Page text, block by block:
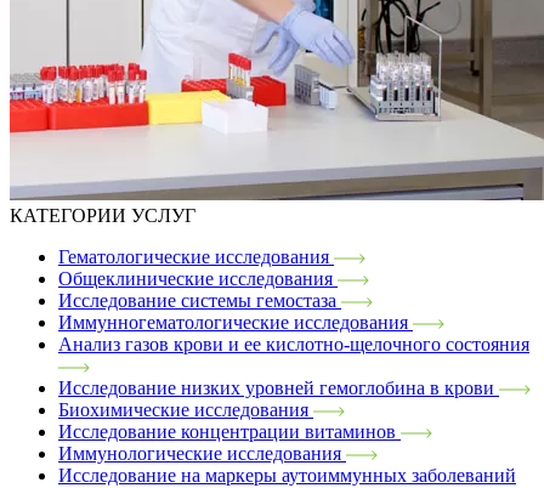
КАТЕГОРИИ УСЛУГ
Гематологические исследования
Общеклинические исследования
Исследование системы гемостаза
Иммунногематологические исследования
Анализ газов крови и ее кислотно-щелочного состояния
Исследование низких уровней гемоглобина в крови
Биохимические исследования
Исследование концентрации витаминов
Иммунологические исследования
Исследование на маркеры аутоиммунных заболеваний